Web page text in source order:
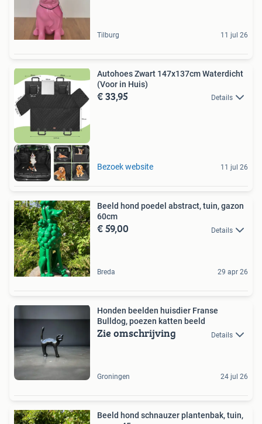
Tilburg 11 jul 26
Autohoes Zwart 147x137cm Waterdicht
(Voor in Huis)
€ 33,95 Details
Bezoek website 11 jul 26
Beeld hond poedel abstract, tuin, gazon
60cm
€ 59,00 Details
Breda 29 apr 26
Honden beelden huisdier Franse
Bulldog, poezen katten beeld
Zie omschrijving Details
Groningen 24 jul 26
Beeld hond schnauzer plantenbak, tuin,